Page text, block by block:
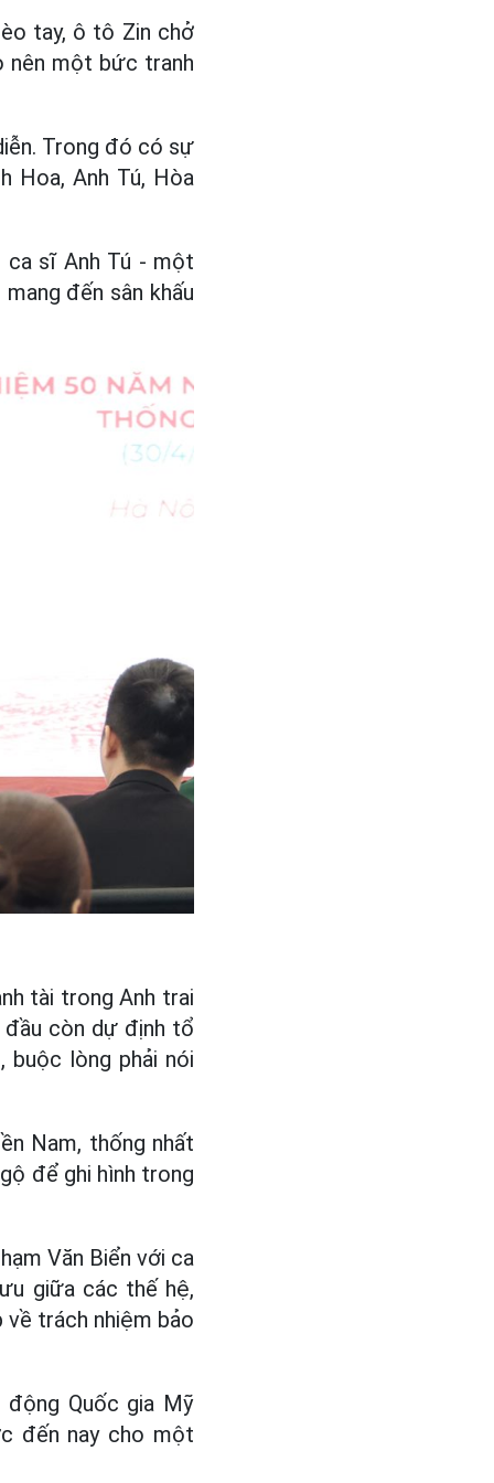
tay, ô tô Zin chở
nên một bức tranh
Trong đó có sự
Hoa, Anh Tú, Hòa
sĩ Anh Tú - một
đến sân khấu
tài trong Anh trai
đầu còn dự định tổ
buộc lòng phải nói
Nam, thống nhất
để ghi hình trong
Văn Biển với ca
giữa các thế hệ,
trách nhiệm bảo
Quốc gia Mỹ
đến nay cho một